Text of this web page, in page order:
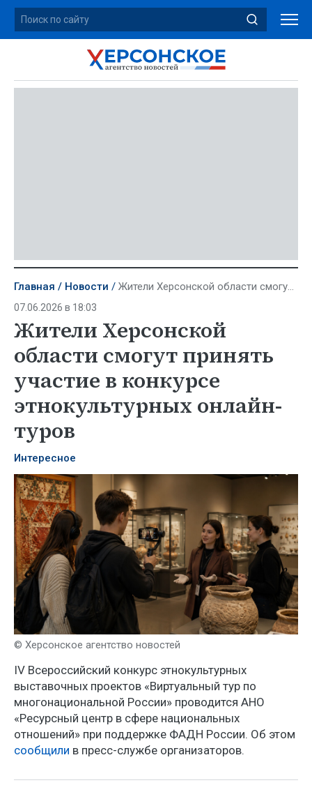
Главная Новости Жители Херсонской области смогут принять участие в конкурсе этнокультурных онлайн-туров
07.06.2026 в 18:03
Жители Херсонской
области смогут принять
участие в конкурсе
этнокультурных онлайн-
туров
Интересное
© Херсонское агентство новостей
IV Всероссийский конкурс этнокультурных
выставочных проектов «Виртуальный тур по
многонациональной России» проводится АНО
«Ресурсный центр в сфере национальных
отношений» при поддержке ФАДН России. Об этом
сообщили в пресс-службе организаторов.